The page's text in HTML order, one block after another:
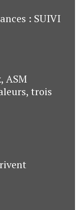
: SUIVI
ASM
trois